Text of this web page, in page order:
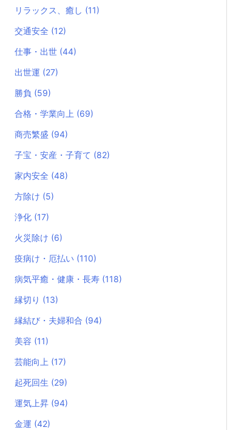
リラックス、癒し (11)
交通安全 (12)
仕事・出世 (44)
出世運 (27)
勝負 (59)
合格・学業向上 (69)
商売繁盛 (94)
子宝・安産・子育て (82)
家内安全 (48)
方除け (5)
浄化 (17)
火災除け (6)
疫病け・厄払い (110)
病気平癒・健康・長寿 (118)
縁切り (13)
縁結び・夫婦和合 (94)
美容 (11)
芸能向上 (17)
起死回生 (29)
運気上昇 (94)
金運 (42)